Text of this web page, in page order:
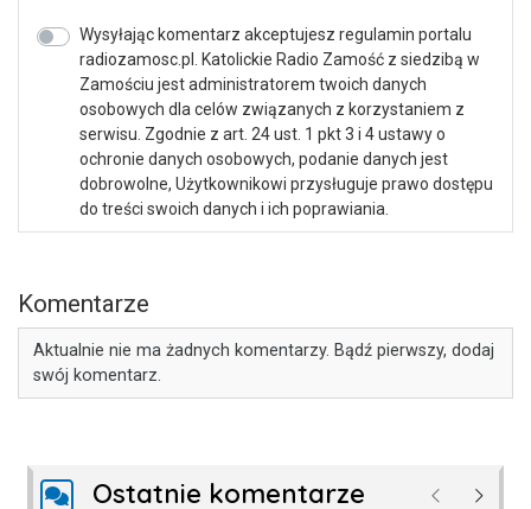
Wysyłając komentarz akceptujesz regulamin portalu
radiozamosc.pl. Katolickie Radio Zamość z siedzibą w
Zamościu jest administratorem twoich danych
osobowych dla celów związanych z korzystaniem z
serwisu. Zgodnie z art. 24 ust. 1 pkt 3 i 4 ustawy o
ochronie danych osobowych, podanie danych jest
dobrowolne, Użytkownikowi przysługuje prawo dostępu
do treści swoich danych i ich poprawiania.
Komentarze
Aktualnie nie ma żadnych komentarzy. Bądź pierwszy, dodaj
swój komentarz.
Ostatnie komentarze